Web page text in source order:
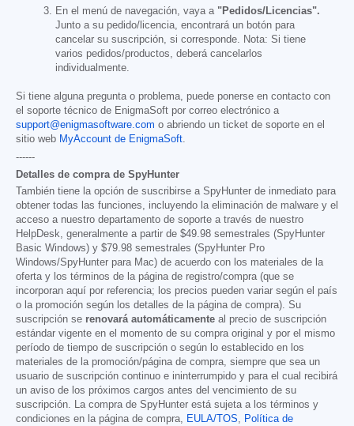
En el menú de navegación, vaya a "Pedidos/Licencias".
Junto a su pedido/licencia, encontrará un botón para
cancelar su suscripción, si corresponde. Nota: Si tiene
varios pedidos/productos, deberá cancelarlos
individualmente.
Si tiene alguna pregunta o problema, puede ponerse en contacto con
el soporte técnico de EnigmaSoft por correo electrónico a
support@enigmasoftware.com o abriendo un ticket de soporte en el
sitio web MyAccount de EnigmaSoft
------
Detalles de compra de SpyHunter
También tiene la opción de suscribirse a SpyHunter de inmediato para
obtener todas las funciones, incluyendo la eliminación de malware y el
acceso a nuestro departamento de soporte a través de nuestro
HelpDesk, generalmente a partir de $49.98 semestrales (SpyHunter
Basic Windows) y $79.98 semestrales (SpyHunter Pro
Windows/SpyHunter para Mac) de acuerdo con los materiales de la
oferta y los términos de la página de registro/compra (que se
incorporan aquí por referencia; los precios pueden variar según el país
o la promoción según los detalles de la página de compra). Su
suscripción se renovará automáticamente al precio de suscripción
estándar vigente en el momento de su compra original y por el mismo
período de tiempo de suscripción o según lo establecido en los
materiales de la promoción/página de compra, siempre que sea un
usuario de suscripción continuo e ininterrumpido y para el cual recibirá
un aviso de los próximos cargos antes del vencimiento de su
suscripción. La compra de SpyHunter está sujeta a los términos y
condiciones en la página de compra,
EULA/TOS
Política de